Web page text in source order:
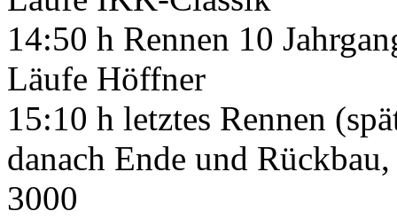
14:50 h Rennen 10
Läufe Höffner
15:10 h letztes Rennen
danach Ende und
3000